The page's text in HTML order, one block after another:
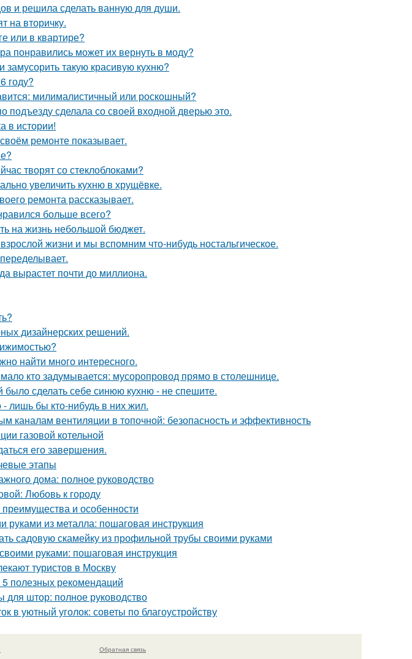
и решила сделать ванную для души.
на вторичку.
или в квартире?
понравились может их вернуть в моду?
такую красивую кухню?
году?
милималистичный или роскошный?
подъезду сделала со своей входной дверью это.
в истории!
ремонте показывает.
творят со стеклоблоками?
увеличить кухню в хрущёвке.
ремонта рассказывает.
больше всего?
на жизнь небольшой бюджет.
жизни и мы вспомним что-нибудь ностальгическое.
вырастет почти до миллиона.
дизайнерских решений.
найти много интересного.
кто задумывается: мусоропровод прямо в столешнице.
было сделать себе синюю кухню - не спешите.
лишь бы кто-нибудь в них жил.
каналам вентиляции в топочной: безопасность и эффективность
газовой котельной
его завершения.
этапы
дома: полное руководство
Любовь к городу
и особенности
руками из металла: пошаговая инструкция
садовую скамейку из профильной трубы своими руками
руками: пошаговая инструкция
туристов в Москву
полезных рекомендаций
для штор: полное руководство
в уютный уголок: советы по благоустройству
Обратная связь